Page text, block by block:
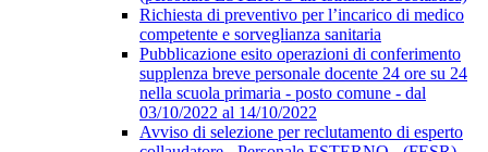
Richiesta di preventivo per l’incarico di medico
competente e sorveglianza sanitaria
Pubblicazione esito operazioni di conferimento
supplenza breve personale docente 24 ore su 24
nella scuola primaria - posto comune - dal
03/10/2022 al 14/10/2022
Avviso di selezione per reclutamento di esperto